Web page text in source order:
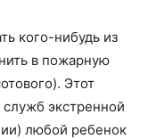
кого-нибудь из
в пожарную
Этот
экстренной
любой ребенок